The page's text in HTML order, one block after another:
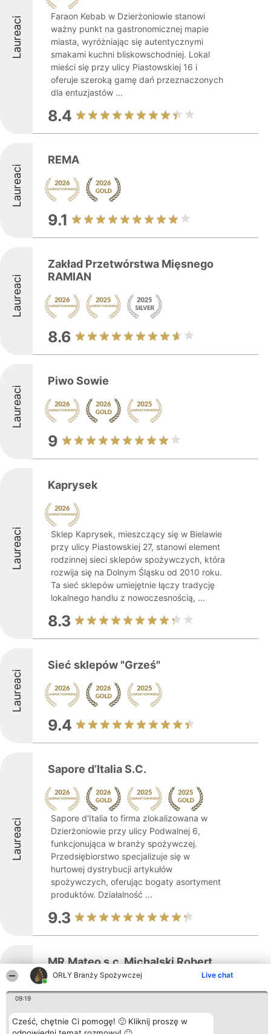
ORŁY Branży Spożywczej Live chat
09:19
Cześć, chętnie Ci pomogę! 🙂 Kliknij proszę w
Laureaci
Faraon Kebab w Dzierżoniowie stanowi
ważny punkt na gastronomicznej mapie
miasta, wyróżniając się autentycznymi
smakami kuchni bliskowschodniej. Lokal
mieści się przy ulicy Piastowskiej 16 i
oferuje szeroką gamę dań przeznaczonych
dla entuzjastów ...
8.4
Laureaci
REMA
9.1
Laureaci
Zakład Przetwórstwa Mięsnego
RAMIAN
8.6
Laureaci
Piwo Sowie
9
Laureaci
Kaprysek
Sklep Kaprysek, mieszczący się w Bielawie
przy ulicy Piastowskiej 27, stanowi element
rodzinnej sieci sklepów spożywczych, która
rozwija się na Dolnym Śląsku od 2010 roku.
Ta sieć sklepów umiejętnie łączy tradycję
lokalnego handlu z nowoczesnością, ...
8.3
Laureaci
Sieć sklepów "Grześ"
9.4
Laureaci
Sapore d’Italia S.C.
Sapore d'Italia to firma zlokalizowana w
Dzierżoniowie przy ulicy Podwalnej 6,
funkcjonująca w branży spożywczej.
Przedsiębiorstwo specjalizuje się w
hurtowej dystrybucji artykułów
spożywczych, oferując bogaty asortyment
produktów. Działalność ...
9.3
MR.Mateo s.c. Michalski Robert